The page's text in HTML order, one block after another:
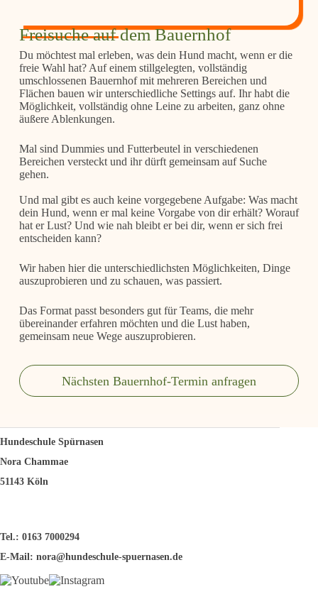
Freisuche auf dem Bauernhof
Du möchtest mal erleben, was dein Hund macht, wenn er die
freie Wahl hat? Auf einem stillgelegten, vollständig
umschlossenen Bauernhof mit mehreren Bereichen und
Flächen bauen wir unterschiedliche Settings auf. Ihr habt die
Möglichkeit, vollständig ohne Leine zu arbeiten, ganz ohne
äußere Ablenkungen.
Mal sind Dummies und Futterbeutel in verschiedenen
Bereichen versteckt und ihr dürft gemeinsam auf Suche
gehen.
Und mal gibt es auch keine vorgegebene Aufgabe: Was macht
dein Hund, wenn er mal keine Vorgabe von dir erhält? Worauf
hat er Lust? Und wie nah bleibt er bei dir, wenn er sich frei
entscheiden kann?
Wir haben hier die unterschiedlichsten Möglichkeiten, Dinge
auszuprobieren und zu schauen, was passiert.
Das Format passt besonders gut für Teams, die mehr
übereinander erfahren möchten und die Lust haben,
gemeinsam neue Wege auszuprobieren.
Nächsten Bauernhof-Termin anfragen
Hundeschule Spürnasen
Nora Chammae
51143 Köln
Tel.: 0163 7000294
E-Mail: nora@hundeschule-spuernasen.de